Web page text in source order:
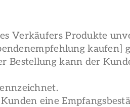
Verkäufers Produkte
Bestellung kann der
eine